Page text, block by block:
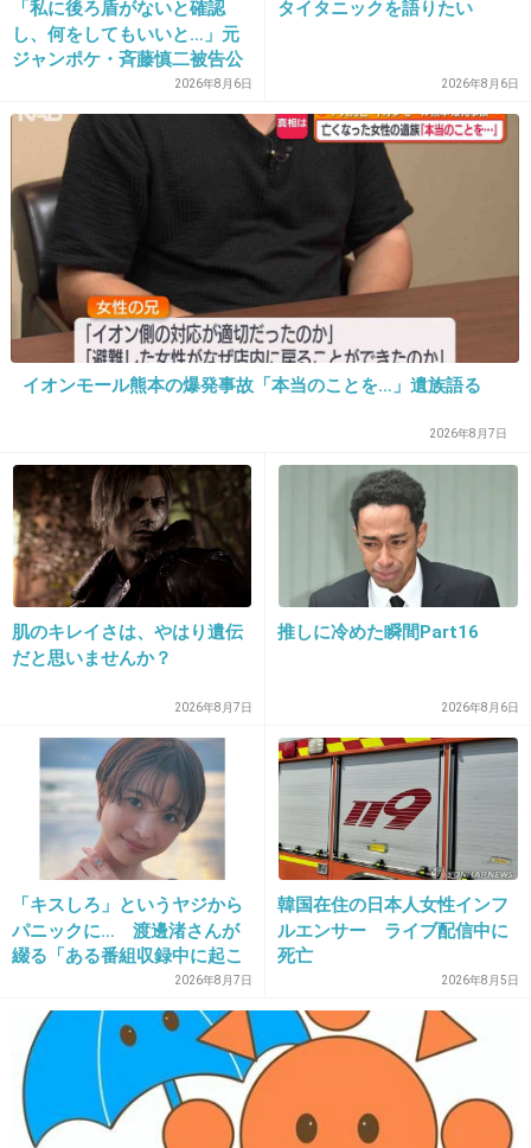
16. 匿名2012/11/22(木) 22:40:55
する、そのあと掃除機なんかで丹念に吸い取ってやればい
17. 匿名2012/11/23(金) 03:22:57
うちの布団叩きはクマさんなんだが、
イライラしていたときに思いっきりぶっ叩いてたら、クマ
さんの目がお庭へ。
+0 -0
18. 匿名2012/11/23(金) 14:55:23
騒音おばさんは、隣人から創価学会に入るよう、しつこく
勧誘されていたことと、旦那と子供の介護してて精神的に
おかしくなったみたいですね(;_;)
19. 匿名2012/11/23(金) 23:27:12
近所迷惑になるし、あまり効果ないみたいなのでやめたほ
うがいいみたいですね。
+0 -0
2012/11/25(日) 15:09:08
近所ではまだまだ叩いてる人はたくさんいますね。今日も
天気がいいからパンパン鳴ってます。
+0
「私に後ろ盾がないと確認
し、何をしてもいいと…」元
ジャンポケ・斉藤慎二被告公
2026年8月6日
タイタニックを語りたい
2026年8月6日
イオンモール熊本の爆発事故「本当のことを…」遺族語る
2026年8月7日
肌のキレイさは、やはり遺伝
だと思いませんか？
2026年8月7日
推しに冷めた瞬間Part16
2026年8月6日
「キスしろ」というヤジから
パニックに… 渡邊渚さんが
綴る「ある番組収録中に起こ
ったフラッシュバック」2026年8月7日
韓国在住の日本人女性インフ
ルエンサー ライブ配信中に
死亡
2026年8月5日